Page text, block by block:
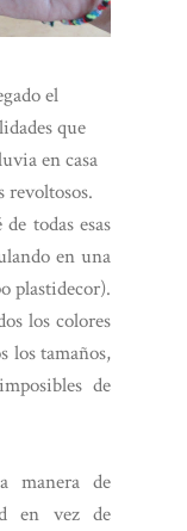
el
que
en casa
revoltosos.
todas esas
en una
plastidecor).
los colores
los tamaños,
de
manera de
en vez de